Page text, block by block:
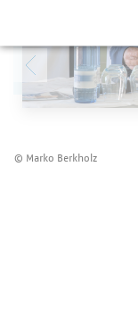
© Marko Berkholz